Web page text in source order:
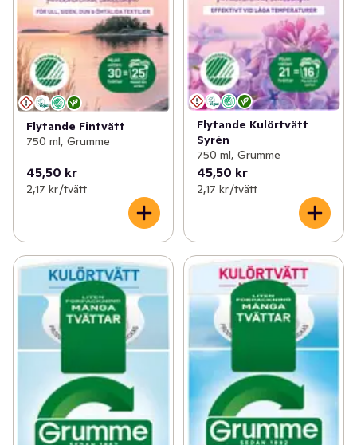
Flytande Fintvätt
750 ml, Grumme
45,50 kr
2,17 kr /tvätt
Flytande Kulörtvätt
Syrén
750 ml, Grumme
45,50 kr
2,17 kr /tvätt